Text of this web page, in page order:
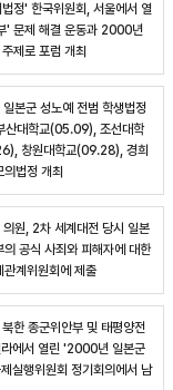
정' 한국위원회, 서울에서 열
' 문제 해결 운동과 2000년
제로 포럼 개최
본군 성노예 전범 학생법정
대학교(05.09), 조선대학
창원대학교(09.28), 경희
법정 개최
원, 2차 세계대전 당시 일본
공식 사죄와 피해자에 대한
계위원회에 제출
한 종군위안부 및 태평양전
에서 열린 '2000년 일본군
실행위원회 정기회의에서 남